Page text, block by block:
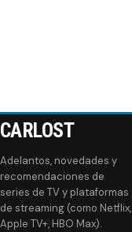
CARLOST
Adelantos, novedades y
recomendaciones de
series de TV y plataformas
de streaming (como Netflix,
Apple TV+, HBO Max).